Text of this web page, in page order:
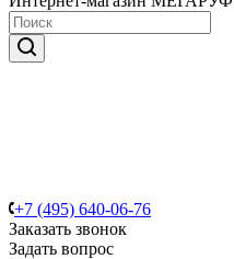
+7 (495) 640-06-76
Заказать звонок
Задать вопрос